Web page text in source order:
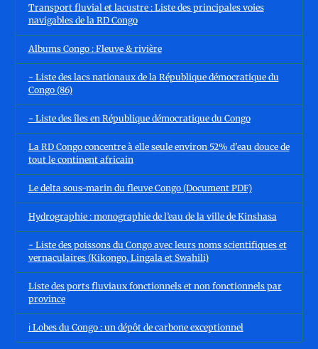
Transport fluvial et lacustre : Liste des principales voies
navigables de la RD Congo
Albums Congo : Fleuve & rivière
- Liste des lacs nationaux de la République démocratique du
Congo (86)
- Liste des îles en République démocratique du Congo
La RD Congo concentre à elle seule environ 52% d'eau douce de
tout le continent africain
Le delta sous-marin du fleuve Congo (Document PDF)
Hydrographie : monographie de l’eau de la ville de Kinshasa
- Liste des poissons du Congo avec leurs noms scientifiques et
vernaculaires (Kikongo, Lingala et Swahili)
Liste des ports fluviaux fonctionnels et non fonctionnels par
province
ℹ️ Lobes du Congo : un dépôt de carbone exceptionnel